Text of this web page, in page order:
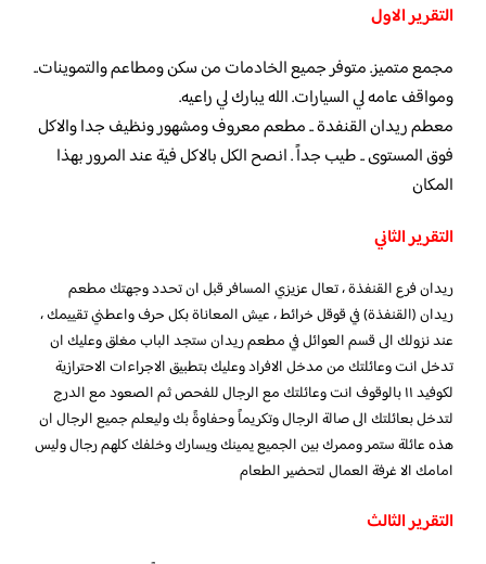
التقرير الاول
مجمع متميز. متوفر جميع الخادمات من سكن ومطاعم والتموينات..
ومواقف عامه لي السيارات. الله يبارك لي راعيه.
معطم ريدان القنفدة .. مطعم معروف ومشهور ونظيف جدا والاكل
فوق المستوى .. طيب جداً . انصح الكل بالاكل فية عند المرور بهذا
المكان
التقرير الثاني
ريدان فرع القنفذة ، تعال عزيزي المسافر قبل ان تحدد وجهتك مطعم
ريدان (القنفذة) في قوقل خرائط ، عيش المعاناة بكل حرف واعطني تقييمك ،
عند نزولك الى قسم العوائل في مطعم ريدان ستجد الباب مغلق وعليك ان
تدخل انت وعائلتك من مدخل الافراد وعليك بتطبيق الاجراءات الاحترازية
لكوفيد ١١ بالوقوف انت وعائلتك مع الرجال للفحص ثم الصعود مع الدرج
لتدخل بعائلتك الى صالة الرجال وتكريماً وحفاوةً بك وليعلم جميع الرجال ان
هذه عائلة ستمر وممرك بين الجميع يمينك ويسارك وخلفك كلهم رجال وليس
امامك الا غرفة العمال لتحضير الطعام
التقرير الثالث